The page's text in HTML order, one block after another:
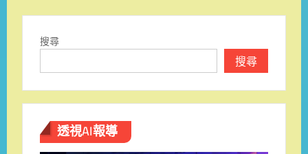
搜尋
搜尋
透視AI報導